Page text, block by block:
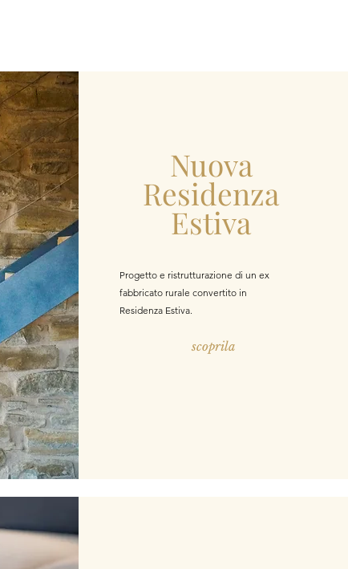
Nuova
Residenza
Estiva
Progetto e ristrutturazione di un ex
fabbricato rurale convertito in
Residenza Estiva.
scoprila